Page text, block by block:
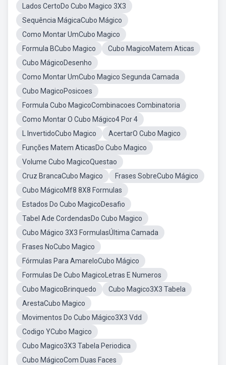
Lados CertoDo Cubo Magico 3X3
Sequência MágicaCubo Mágico
Como Montar UmCubo Magico
Formula BCubo Magico
Cubo MagicoMatem Aticas
Cubo MágicoDesenho
Como Montar UmCubo Magico Segunda Camada
Cubo MagicoPosicoes
Formula Cubo MagicoCombinacoes Combinatoria
Como Montar O Cubo Mágico4 Por 4
L InvertidoCubo Magico
AcertarO Cubo Magico
Funções Matem AticasDo Cubo Magico
Volume Cubo MagicoQuestao
Cruz BrancaCubo Magico
Frases SobreCubo Mágico
Cubo MágicoMf8 8X8 Formulas
Estados Do Cubo MagicoDesafio
Tabel Ade CordendasDo Cubo Magico
Cubo Mágico 3X3 FormulasÚltima Camada
Frases NoCubo Magico
Fórmulas Para AmareloCubo Mágico
Formulas De Cubo MagicoLetras E Numeros
Cubo MagicoBrinquedo
Cubo Magico3X3 Tabela
ArestaCubo Magico
Movimentos Do Cubo Mágico3X3 Vdd
Codigo YCubo Magico
Cubo Magico3X3 Tabela Periodica
Cubo MágicoCom Duas Faces